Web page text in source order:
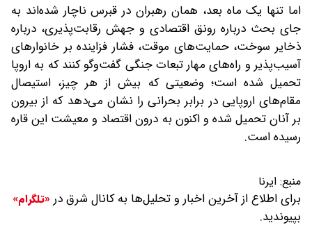
اما تنها یک ماه بعد، همان رهبران در قبرس ناچار شده‌اند به
جای بحث درباره رونق اقتصادی و جهش رقابت‌پذیری، درباره
ذخایر سوخت، حمایت‌های موقت، فشار فزاینده بر خانوارهای
آسیب‌پذیر و راه‌های مهار تبعات جنگی گفت‌وگو کنند که به اروپا
تحمیل شده است؛ وضعیتی که بیش از هر چیز، استیصال
مقام‌های اروپایی در برابر بحرانی را نشان می‌دهد که از بیرون
بر آنان تحمیل شده و اکنون به درون اقتصاد و معیشت این قاره
رسیده است.
منبع: ایرنا
برای اطلاع از آخرین اخبار و تحلیل‌ها به کانال شرق در «تلگرام»
بپیوندید.